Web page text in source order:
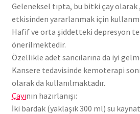
Geleneksel tıpta, bu bitki çay olarak
etkisinden yararlanmak için
Hafif ve orta şiddetteki depresyon
önerilmektedir.
Özellikle adet sancılarına da iyi
Kansere tedavisinde kemoterapi
olarak da kullanılmaktadır.
Çayının hazırlanışı:
İki bardak (yaklaşık 300 ml) su